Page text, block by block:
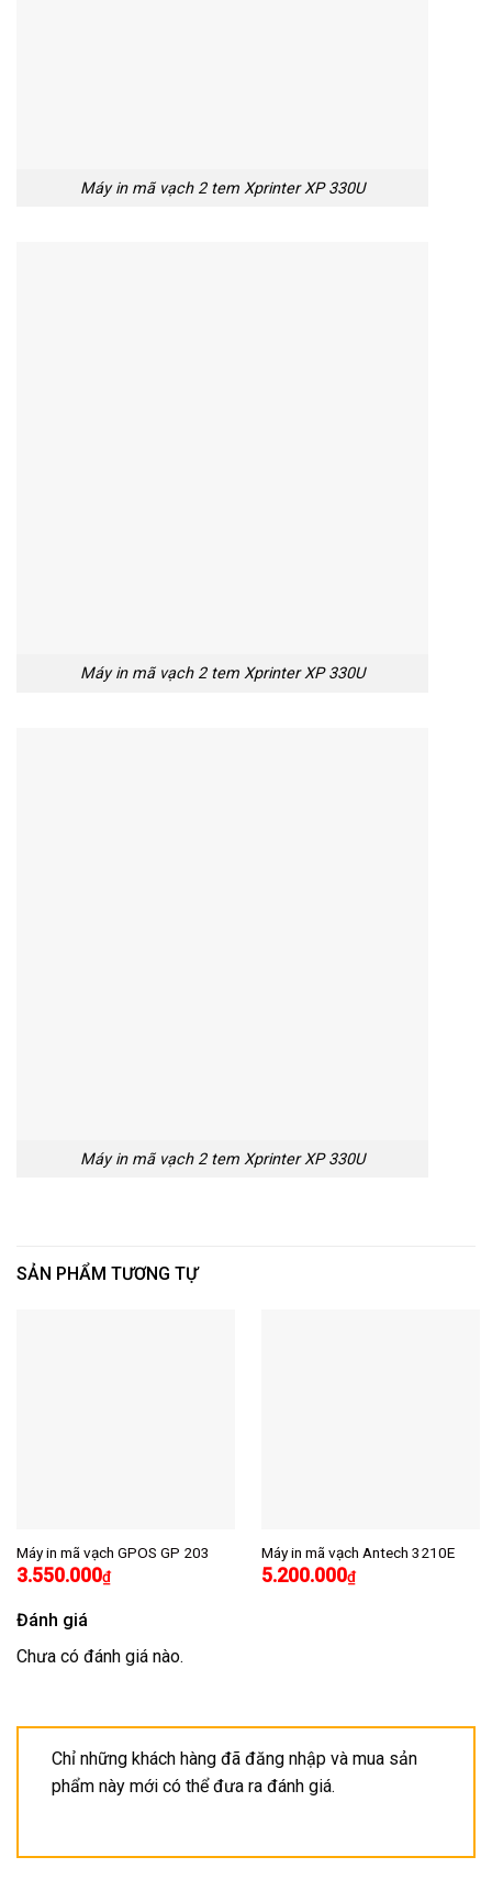
Máy in mã vạch 2 tem Xprinter XP 330U
Máy in mã vạch 2 tem Xprinter XP 330U
Máy in mã vạch 2 tem Xprinter XP 330U
SẢN PHẨM TƯƠNG TỰ
Máy in mã vạch GPOS GP 203
3.550.000₫
Máy in mã vạch Antech 3210E
5.200.000₫
Đánh giá
Chưa có đánh giá nào.
Chỉ những khách hàng đã đăng nhập và mua sản
phẩm này mới có thể đưa ra đánh giá.